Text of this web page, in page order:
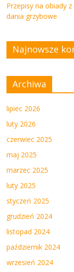
Przepisy na obiady
dania grzybowe
Najnowsze
Archiwa
lipiec 2026
luty 2026
czerwiec 2025
maj 2025
marzec 2025
luty 2025
styczeń 2025
grudzień 2024
listopad 2024
październik 2024
wrzesień 2024